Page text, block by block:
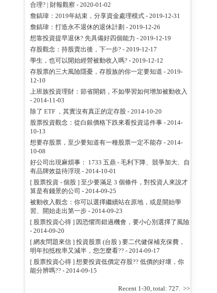
合理? | 財報觀察 - 2020-01-02
詹鎬瑋：2019年結束，分享資金處理模式- 2019-12-31
詹鎬瑋：打造永不退休的退休計劃 - 2019-12-26
想靠投資提早退休? 先具備好四個能力 - 2019-12-19
存股觀念：持股賣出後，下一步?- 2019-12-17
學生，也可以開始經營被動收入嗎?- 2019-12-12
存股票的三大風險隱憂，存股族的你一定要知道 - 2019-
12-10
上班族投資理財：節省開銷，不如學習如何增加被動收入
- 2014-11-03
除了 ETF ，其實沒有真正的定存股- 2014-10-20
股票投資觀念：從白銀價格下跌來看投資這件事- 2014-
10-13
想要存股票，至少要知道有一種股票一定不能存 - 2014-
10-08
好公司出現麻煩事： 1733 五鼎 - 毛利下降、競爭加大、自
有品牌效益待浮現 - 2014-10-01
[ 股票投資 - 個股 ] 至少要滿足 3 個條件，對投資人來說才
算是有錢景的公司 - 2014-09-25
被動收入觀念：你可以選擇繼續站在原地，或是開始學
習、開始走出第一步 - 2014-09-23
[ 股票投資心得 ] 因恐懼而錯過機會，要小心別選擇了風險
- 2014-09-20
[ 網友問題來信 ] 投資股票 (台股 ) 要二代健保補充保費，
明年扣抵稅率又減半，您怎麼看??- 2014-09-17
[ 股票投資心得 ] 想要投資低價定存股?? 低價的好壞，你
能分辨嗎??- 2014-09-15
Recent 1-30, total: 727. >>